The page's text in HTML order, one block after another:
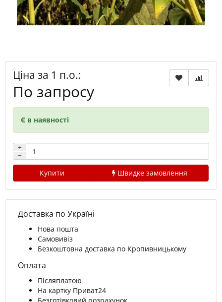
Ціна за 1 п.о.:
По запросу
Є в наявності
+
−
Купити
Швидке замовлення
Доставка по Україні
Нова пошта
Самовивіз
Безкоштовна доставка по Кропивницькому
Оплата
Післяплатою
На картку Приват24